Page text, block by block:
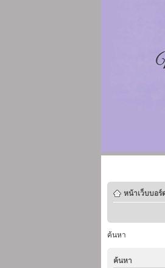
หน้าเว็บบอร์
ค้นหา
ค้นหา